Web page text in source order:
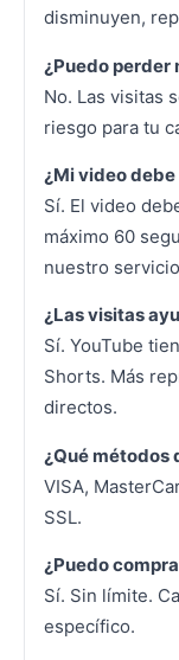
disminuyen,
¿Puedo perder
No. Las visitas
riesgo para tu
¿Mi video debe
Sí. El video
máximo 60
nuestro
¿Las visitas
Sí. YouTube
Shorts. Más
directos.
¿Qué métodos
VISA,
SSL.
¿Puedo
Sí. Sin límite.
específico.